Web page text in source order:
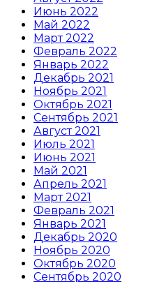
Июнь 2022
Май 2022
Март 2022
Февраль 2022
Январь 2022
Декабрь 2021
Ноябрь 2021
Октябрь 2021
Сентябрь 2021
Август 2021
Июль 2021
Июнь 2021
Май 2021
Апрель 2021
Март 2021
Февраль 2021
Январь 2021
Декабрь 2020
Ноябрь 2020
Октябрь 2020
Сентябрь 2020